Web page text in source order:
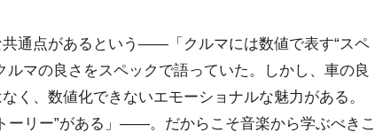
通点があるという――「クルマには数値で表す“スペ
ルマの良さをスペックで語っていた。しかし、車の良
く、数値化できないエモーショナルな魅力がある。
ーリー”がある」――。だからこそ音楽から学ぶべきこ